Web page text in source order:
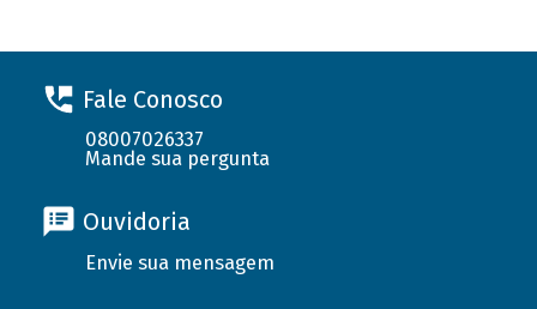
Fale Conosco
08007026337
Mande sua pergunta
Ouvidoria
Envie sua mensagem